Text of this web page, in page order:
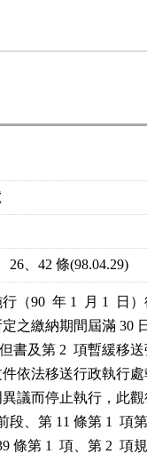
26、42 條(98.04.29)
（90  年 1  月 1  日
之繳納期間屆滿 30
書及第 2  項暫緩移
依法移送行政執行
議而停止執行，此
段、第 11 條第 1  項
條第 1  項、第 2  項